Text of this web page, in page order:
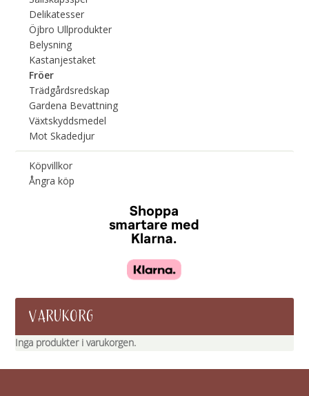
Delikatesser
Öjbro Ullprodukter
Belysning
Kastanjestaket
Fröer
Trädgårdsredskap
Gardena Bevattning
Växtskyddsmedel
Mot Skadedjur
Köpvillkor
Ångra köp
VARUKORG
Inga produkter i varukorgen.